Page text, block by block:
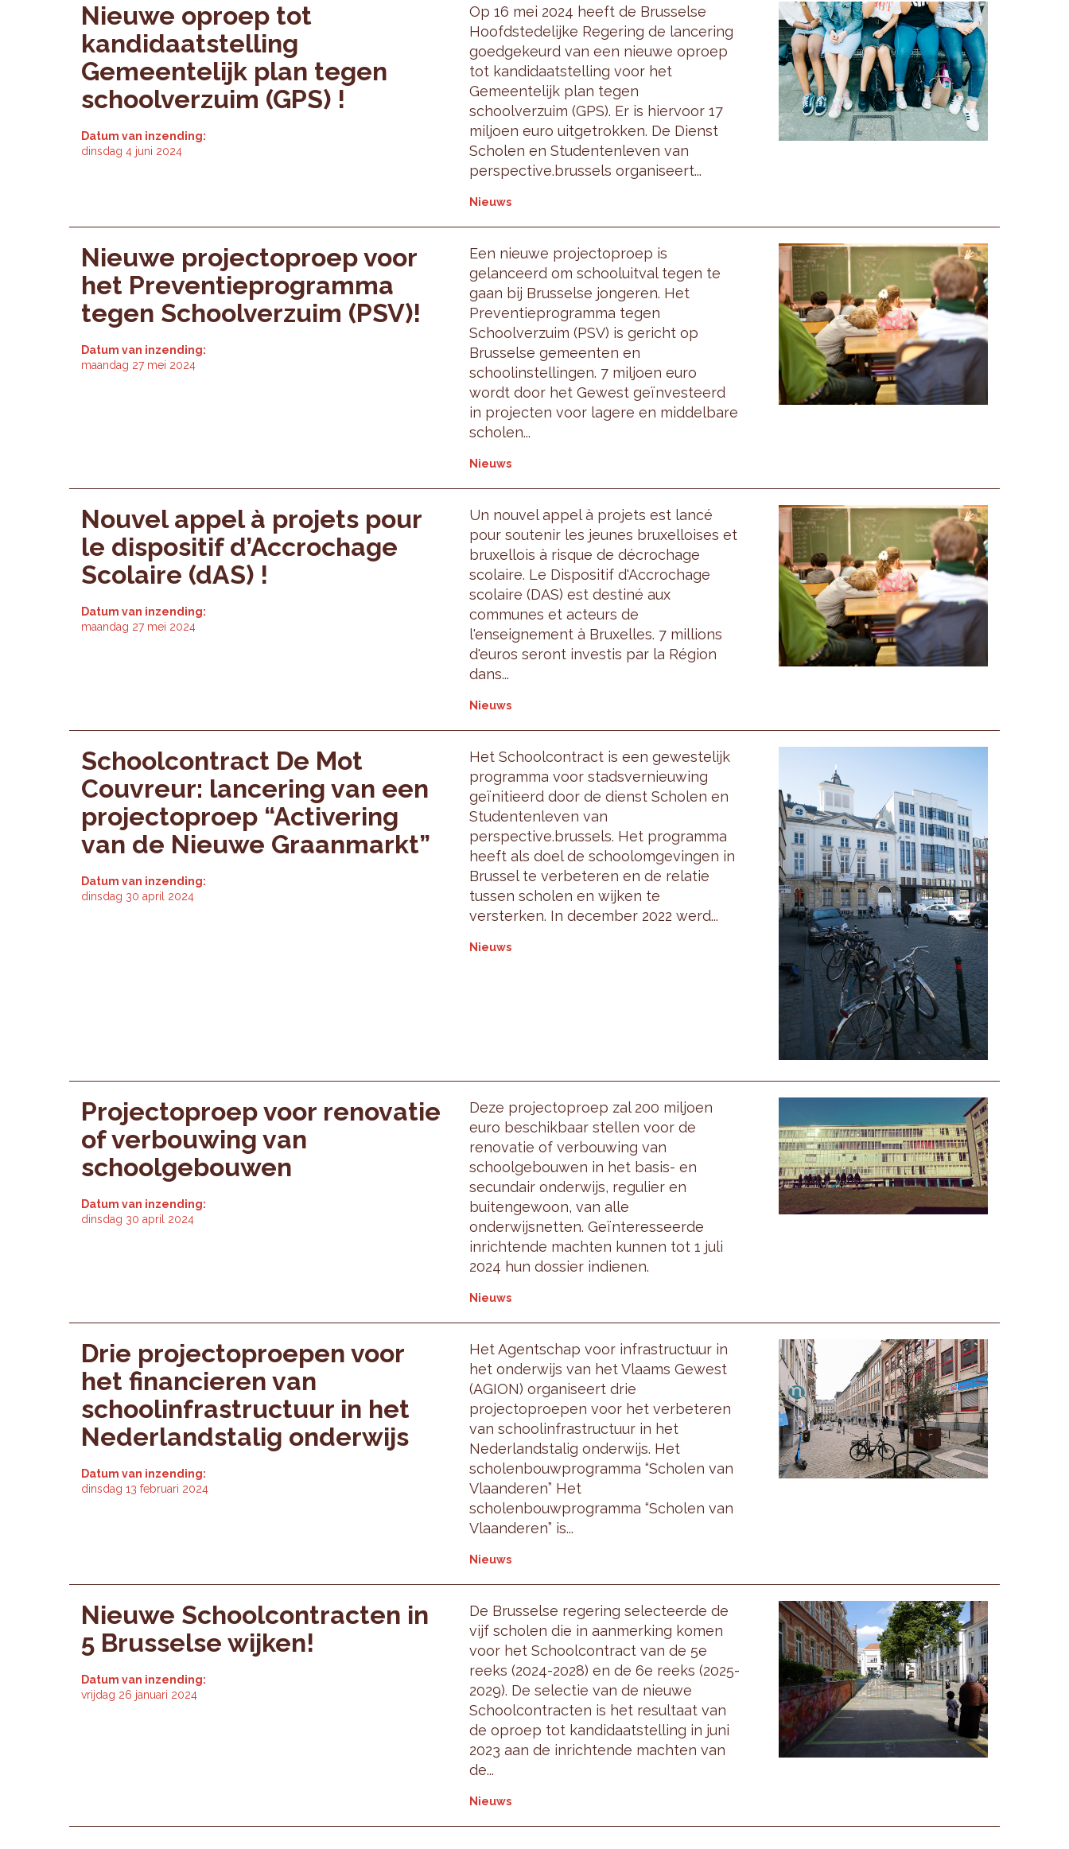
Nieuwe oproep tot
kandidaatstelling
Gemeentelijk plan tegen
schoolverzuim (GPS) !
Datum van inzending:
dinsdag 4 juni 2024
Op 16 mei 2024 heeft de Brusselse
Hoofdstedelijke Regering de lancering
goedgekeurd van een nieuwe oproep
tot kandidaatstelling voor het
Gemeentelijk plan tegen
schoolverzuim (GPS). Er is hiervoor 17
miljoen euro uitgetrokken. De Dienst
Scholen en Studentenleven van
perspective.brussels organiseert...
Nieuws
Nieuwe projectoproep voor
het Preventieprogramma
tegen Schoolverzuim (PSV)!
Datum van inzending:
maandag 27 mei 2024
Een nieuwe projectoproep is
gelanceerd om schooluitval tegen te
gaan bij Brusselse jongeren. Het
Preventieprogramma tegen
Schoolverzuim (PSV) is gericht op
Brusselse gemeenten en
schoolinstellingen. 7 miljoen euro
wordt door het Gewest geïnvesteerd
in projecten voor lagere en middelbare
scholen...
Nieuws
Nouvel appel à projets pour
le dispositif d’Accrochage
Scolaire (dAS) !
Datum van inzending:
maandag 27 mei 2024
Un nouvel appel à projets est lancé
pour soutenir les jeunes bruxelloises et
bruxellois à risque de décrochage
scolaire. Le Dispositif d'Accrochage
scolaire (DAS) est destiné aux
communes et acteurs de
l'enseignement à Bruxelles. 7 millions
d'euros seront investis par la Région
dans...
Nieuws
Schoolcontract De Mot
Couvreur: lancering van een
projectoproep “Activering
van de Nieuwe Graanmarkt”
Datum van inzending:
dinsdag 30 april 2024
Het Schoolcontract is een gewestelijk
programma voor stadsvernieuwing
geïnitieerd door de dienst Scholen en
Studentenleven van
perspective.brussels. Het programma
heeft als doel de schoolomgevingen in
Brussel te verbeteren en de relatie
tussen scholen en wijken te
versterken. In december 2022 werd...
Nieuws
Projectoproep voor renovatie
of verbouwing van
schoolgebouwen
Datum van inzending:
dinsdag 30 april 2024
Deze projectoproep zal 200 miljoen
euro beschikbaar stellen voor de
renovatie of verbouwing van
schoolgebouwen in het basis- en
secundair onderwijs, regulier en
buitengewoon, van alle
onderwijsnetten. Geïnteresseerde
inrichtende machten kunnen tot 1 juli
2024 hun dossier indienen.
Nieuws
Drie projectoproepen voor
het financieren van
schoolinfrastructuur in het
Nederlandstalig onderwijs
Datum van inzending:
dinsdag 13 februari 2024
Het Agentschap voor infrastructuur in
het onderwijs van het Vlaams Gewest
(AGION) organiseert drie
projectoproepen voor het verbeteren
van schoolinfrastructuur in het
Nederlandstalig onderwijs. Het
scholenbouwprogramma “Scholen van
Vlaanderen” Het
scholenbouwprogramma “Scholen van
Vlaanderen” is...
Nieuws
Nieuwe Schoolcontracten in
5 Brusselse wijken!
Datum van inzending:
vrijdag 26 januari 2024
De Brusselse regering selecteerde de
vijf scholen die in aanmerking komen
voor het Schoolcontract van de 5e
reeks (2024-2028) en de 6e reeks (2025-
2029). De selectie van de nieuwe
Schoolcontracten is het resultaat van
de oproep tot kandidaatstelling in juni
2023 aan de inrichtende machten van
de...
Nieuws